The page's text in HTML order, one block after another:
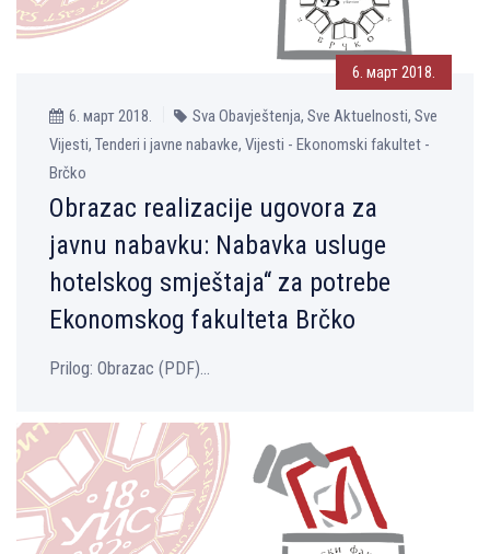
6. март 2018.
6. март 2018.
Sva Obavještenja, Sve Aktuelnosti, Sve
Vijesti, Tenderi i javne nabavke, Vijesti - Ekonomski fakultet -
Brčko
Obrazac realizacije ugovora za
javnu nabavku: Nabavka usluge
hotelskog smještaja“ za potrebe
Ekonomskog fakulteta Brčko
Prilog: Оbrazac (PDF)...